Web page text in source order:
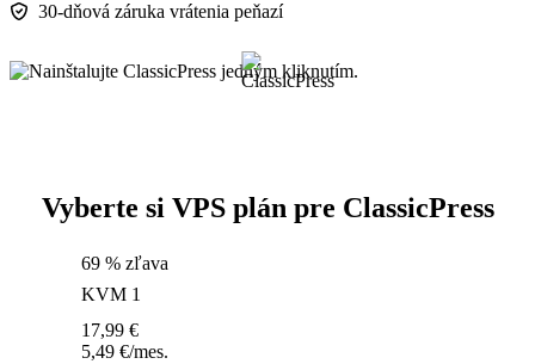
30-dňová záruka vrátenia peňazí
Vyberte si VPS plán pre ClassicPress
69 % zľava
KVM 1
17,99 €
5,49 €/mes.